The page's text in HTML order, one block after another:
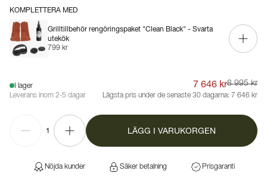
KOMPLETTERA MED
Grilltillbehör rengöringspaket "Clean Black" - Svarta
utekök
799 kr
I lager
Leverans inom 2-5 dagar
7 646 kr8 995 kr
Lägsta pris under de senaste 30 dagarna: 7 646 kr
1 LÄGG I VARUKORGEN
Nöjda kunder Säker betalning Prisgaranti